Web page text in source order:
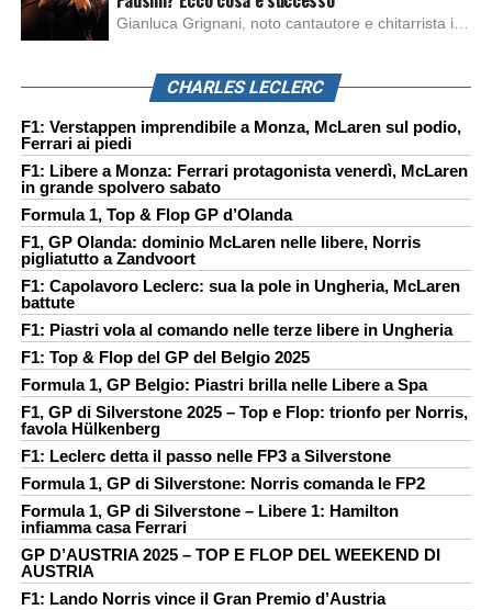
Gianluca Grignani, noto cantautore e chitarrista italiano, ha recentemente inviato una diffida formale a Laura Pausini. Al centro dello scontro sembra esserci il brano più amato del cantautore italiano, nonché “la mia storia tra le dita”, che la Pausina ha reinterpretato per “Io canto 2” in varie lingue (Italiano, Spagnolo, Portoghese e Francese), dichiarando pubblicamente […]
CHARLES LECLERC
F1: Verstappen imprendibile a Monza, McLaren sul podio,
Ferrari ai piedi
F1: Libere a Monza: Ferrari protagonista venerdì, McLaren
in grande spolvero sabato
Formula 1, Top & Flop GP d’Olanda
F1, GP Olanda: dominio McLaren nelle libere, Norris
pigliatutto a Zandvoort
F1: Capolavoro Leclerc: sua la pole in Ungheria, McLaren
battute
F1: Piastri vola al comando nelle terze libere in Ungheria
F1: Top & Flop del GP del Belgio 2025
Formula 1, GP Belgio: Piastri brilla nelle Libere a Spa
F1, GP di Silverstone 2025 – Top e Flop: trionfo per Norris,
favola Hülkenberg
F1: Leclerc detta il passo nelle FP3 a Silverstone
Formula 1, GP di Silverstone: Norris comanda le FP2
Formula 1, GP di Silverstone – Libere 1: Hamilton
infiamma casa Ferrari
GP D’AUSTRIA 2025 – TOP E FLOP DEL WEEKEND DI
AUSTRIA
F1: Lando Norris vince il Gran Premio d’Austria